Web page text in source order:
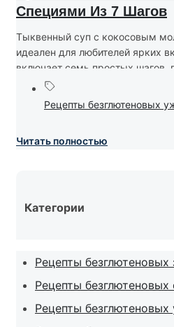
Специями Из 7 Шагов
Тыквенный суп с кокосовым
идеален для любителей ярких
включает семь простых шагов,
Рецепты безглютеновых
Читать полностью
Категории
Рецепты безглютеновых
Рецепты безглютеновых
Рецепты